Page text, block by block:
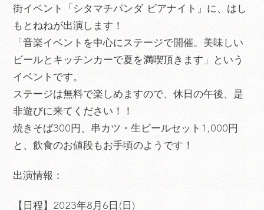
街イベント「シタマチパンダ ビアナイト」に、はし
もとねねが出演します！
「音楽イベントを中心にステージで開催。美味しい
ビールとキッチンカーで夏を満喫頂きます」という
イベントです。
ステージは無料で楽しめますので、休日の午後、是
非遊びに来てください！！
焼きそば300円、串カツ・生ビールセット1,000円
と、飲食のお値段もお手頃のようです！
出演情報：
【日程】2023年8月6日(日)